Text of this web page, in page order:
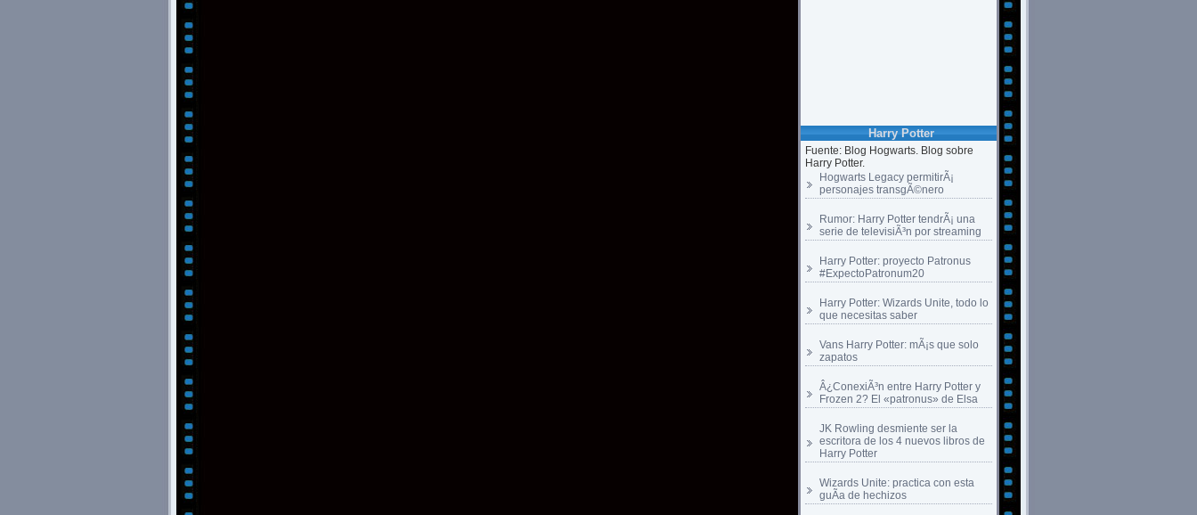
Harry Potter
Fuente: Blog Hogwarts. Blog sobre
Harry Potter.
Hogwarts Legacy permitirÃ¡
personajes transgÃ©nero
Rumor: Harry Potter tendrÃ¡ una
serie de televisiÃ³n por streaming
Harry Potter: proyecto Patronus
#ExpectoPatronum20
Harry Potter: Wizards Unite, todo lo
que necesitas saber
Vans Harry Potter: mÃ¡s que solo
zapatos
Â¿ConexiÃ³n entre Harry Potter y
Frozen 2? El «patronus» de Elsa
JK Rowling desmiente ser la
escritora de los 4 nuevos libros de
Harry Potter
Wizards Unite: practica con esta
guÃ­a de hechizos